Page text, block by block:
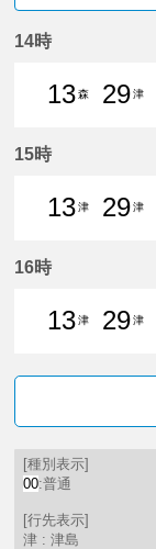
14時
13森
29津
15時
13津
29津
16時
13津
29津
[種別表示]
00:普通
[行先表示]
津 : 津島